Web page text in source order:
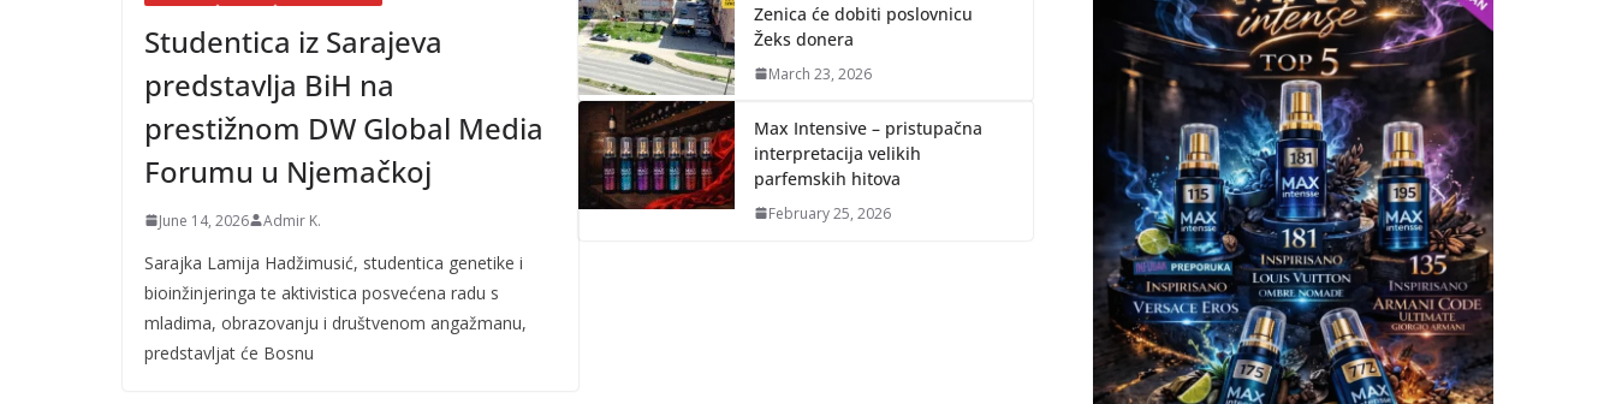
Studentica iz Sarajeva
predstavlja BiH na
prestižnom DW Global Media
Forumu u Njemačkoj
June 14, 2026 Admir K.
Sarajka Lamija Hadžimusić, studentica genetike i
bioinžinjeringa te aktivistica posvećena radu s
mladima, obrazovanju i društvenom angažmanu,
predstavljat će Bosnu
Zenica će dobiti poslovnicu
Žeks donera
March 23, 2026
Max Intensive – pristupačna
interpretacija velikih
parfemskih hitova
February 25, 2026